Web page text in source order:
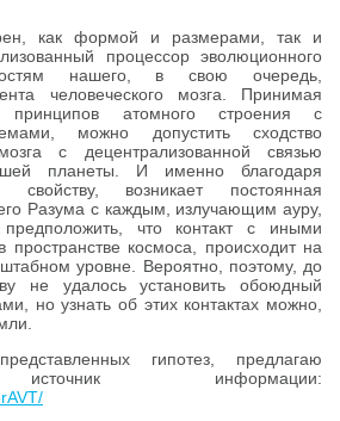
как формой и размерами, так и
процессор эволюционного
нашего, в свою очередь,
человеческого мозга. Принимая
принципов атомного строения с
можно допустить сходство
с децентрализованной связью
планеты. И именно благодаря
свойству, возникает постоянная
Разума с каждым, излучающим ауру,
что контакт с иными
пространстве космоса, происходит на
уровне. Вероятно, поэтому, до
не удалось установить обоюдный
но узнать об этих контактах можно,
гипотез, предлагаю
информации: